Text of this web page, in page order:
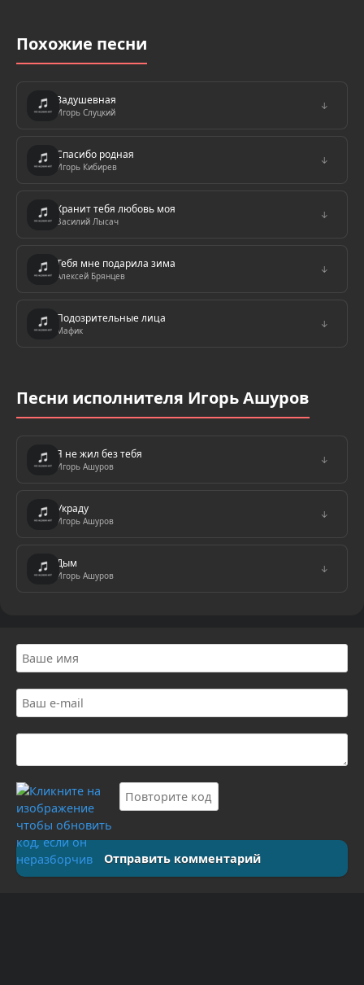
Похожие песни
Задушевная
Игорь Слуцкий
↓
Спасибо родная
Игорь Кибирев
↓
Хранит тебя любовь моя
Василий Лысач
↓
Тебя мне подарила зима
Алексей Брянцев
↓
Подозрительные лица
Мафик
↓
Песни исполнителя Игорь Ашуров
Я не жил без тебя
Игорь Ашуров
↓
Украду
Игорь Ашуров
↓
Дым
Игорь Ашуров
↓
Отправить комментарий